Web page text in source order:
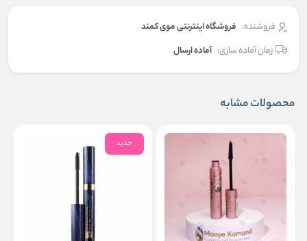
فروشنده: فروشگاه اینترنتی موی کمند
زمان آماده سازی: آماده ارسال
محصولات مشابه
جدید